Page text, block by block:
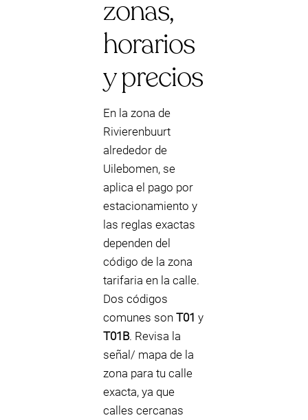
zonas,
horarios
y precios
En la zona de
Rivierenbuurt
alrededor de
Uilebomen, se
aplica el pago por
estacionamiento y
las reglas exactas
dependen del
código de la zona
tarifaria en la calle.
Dos códigos
comunes son T01 y
T01B. Revisa la
señal/ mapa de la
zona para tu calle
exacta, ya que
calles cercanas